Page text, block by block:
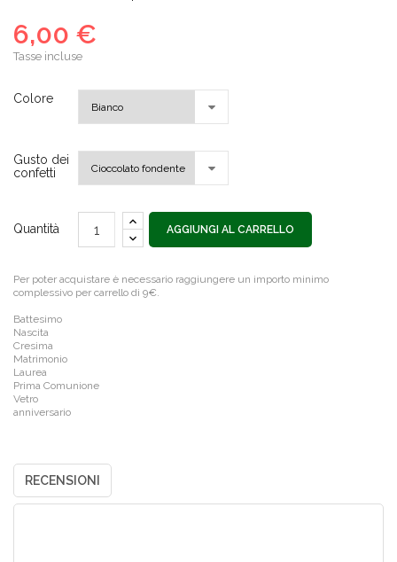
6,00 €
Tasse incluse
Colore
Gusto dei
confetti
Quantità AGGIUNGI AL CARRELLO
Per poter acquistare è necessario raggiungere un importo minimo
complessivo per carrello di 9€.
Battesimo
Nascita
Cresima
Matrimonio
Laurea
Prima Comunione
Vetro
anniversario
RECENSIONI